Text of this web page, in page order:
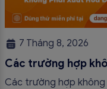
7 Tháng 8, 2026
Các trường hợp
2026
Các trường hợp